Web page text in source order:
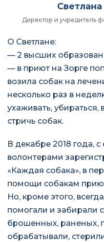
Директор и учредитель
О Светлане:
— 2 высших
— в приют на Зорге
возила собак на
несколько раз в
ухаживать, убираться,
стричь собак.
В декабре 2018 года,
волонтерами
«Каждая собака», в
помощи собакам
Но, кроме этого,
помогали и забирали
брошенных, раненых,
обрабатывали,